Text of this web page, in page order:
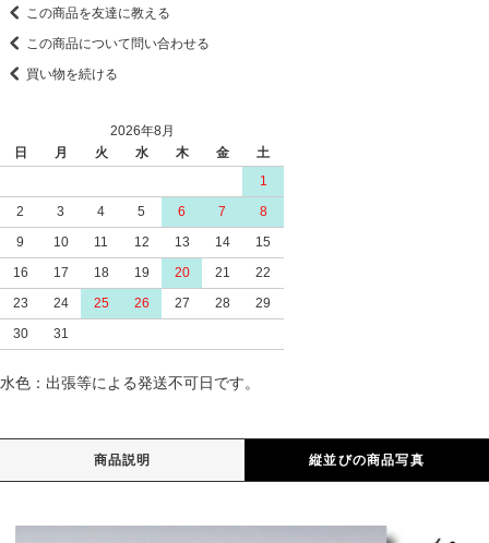
この商品を友達に教える
この商品について問い合わせる
買い物を続ける
2026年8月
日
月 火 水 木 金
土
1
2
3 4 5 6 7
8
9
10 11 12 13 14
15
16
17 18 19 20 21
22
23
24 25 26 27 28
29
30
31
水色：出張等による発送不可日です。
商品説明 縦並びの商品写真